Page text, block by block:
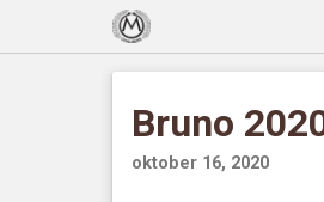
Bruno
oktober 16, 2020